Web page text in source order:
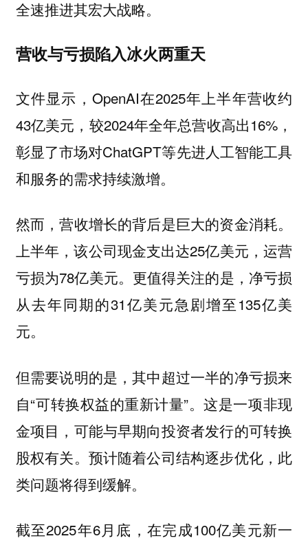
全速推进其宏大战略。
营收与亏损陷入冰火两重天
文件显示，OpenAI在2025年上半年营收约
43亿美元，较2024年全年总营收高出16%，
彰显了市场对ChatGPT等先进人工智能工具
和服务的需求持续激增。
然而，营收增长的背后是巨大的资金消耗。
上半年，该公司现金支出达25亿美元，运营
亏损为78亿美元。更值得关注的是，净亏损
从去年同期的31亿美元急剧增至135亿美
元。
但需要说明的是，其中超过一半的净亏损来
自“可转换权益的重新计量”。这是一项非现
金项目，可能与早期向投资者发行的可转换
股权有关。预计随着公司结构逐步优化，此
类问题将得到缓解。
截至2025年6月底，在完成100亿美元新一